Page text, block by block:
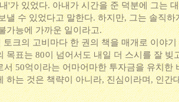
'가 있었다. 아내가 시간을 준 덕분에 그는 대
낼 수 있었다고 말한다. 하지만, 그는 솔직하
가능에 가까운 일이라고.
크의 고비마다 한 권의 책을 매개로 이야기
표는 80이 넘어서도 내일 더 스시를 잘 빚
50억이라는 어마어마한 투자금을 유치한
하는 것은 책략이 아니라, 진심이라며, 인간